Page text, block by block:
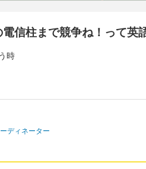
信柱まで競争ね！って英
時
ディネーター